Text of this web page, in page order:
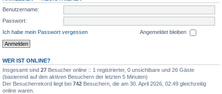
Benutzername:
Passwort:
Ich habe mein Passwort vergessen
Angemeldet bleiben
WER IST ONLINE?
Insgesamt sind 27 Besucher online :: 1 registrierter, 0 unsichtbare und 26 Gäste
(basierend auf den aktiven Besuchern der letzten 5 Minuten)
Der Besucherrekord liegt bei 742 Besuchern, die am 30. April 2026, 02:49 gleichzeitig
online waren.